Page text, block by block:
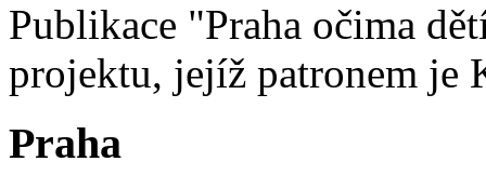
Publikace "Praha očima
projektu, jejíž patronem je
Praha